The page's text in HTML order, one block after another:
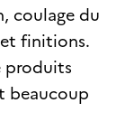
coulage du
finitions.
produits
beaucoup